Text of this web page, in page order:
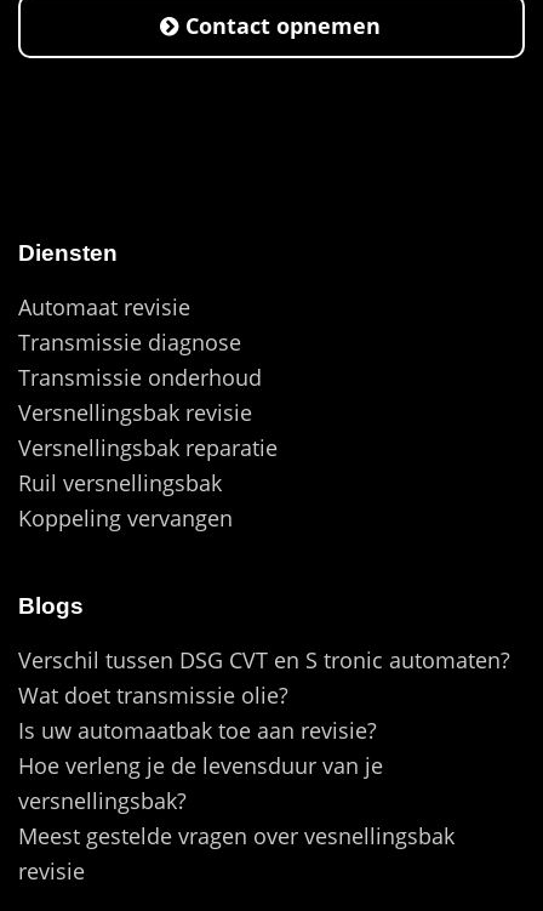
Contact opnemen
Diensten
Automaat revisie
Transmissie diagnose
Transmissie onderhoud
Versnellingsbak revisie
Versnellingsbak reparatie
Ruil versnellingsbak
Koppeling vervangen
Blogs
Verschil tussen DSG CVT en S tronic automaten?
Wat doet transmissie olie?
Is uw automaatbak toe aan revisie?
Hoe verleng je de levensduur van je
versnellingsbak?
Meest gestelde vragen over vesnellingsbak
revisie